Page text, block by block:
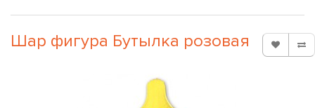
Шар фигура Бутылка розовая